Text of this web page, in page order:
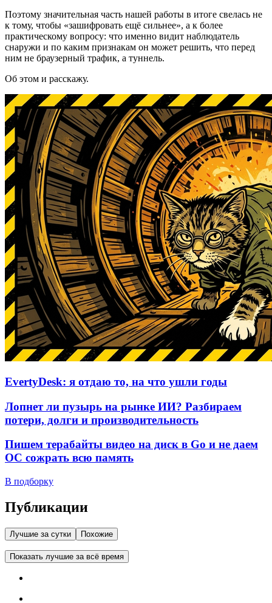
Поэтому значительная часть нашей работы в итоге свелась не
к тому, чтобы «зашифровать ещё сильнее», а к более
практическому вопросу: что именно видит наблюдатель
снаружи и по каким признакам он может решить, что перед
ним не браузерный трафик, а туннель.
Об этом и расскажу.
EvertyDesk: я отдаю то, на что ушли годы
Лопнет ли пузырь на рынке ИИ? Разбираем
потери, долги и производительность
Пишем терабайты видео на диск в Go и не даем
ОС сожрать всю память
В подборку
Публикации
Лучшие за сутки Похожие
Показать лучшие за всё время